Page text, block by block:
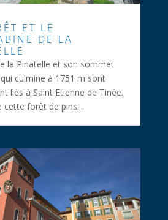
ET LE
DE LA
la Pinatelle et son sommet
culmine à 1751 m sont
liés à Saint Etienne de Tinée.
cette forêt de pins...